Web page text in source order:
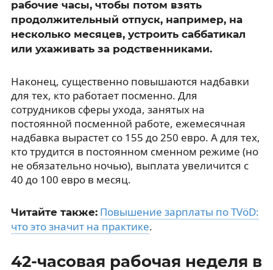
рабочие часы, чтобы потом взять
продолжительный отпуск, например, на
несколько месяцев, устроить саббатикал
или ухаживать за родственниками.
Наконец, существенно повышаются надбавки
для тех, кто работает посменно. Для
сотрудников сферы ухода, занятых на
постоянной посменной работе, ежемесячная
надбавка вырастет со 155 до 250 евро. А для тех,
кто трудится в постоянном сменном режиме (но
не обязательно ночью), выплата увеличится с
40 до 100 евро в месяц.
Читайте также: Повышение зарплаты по TVöD:
что это значит на практике.
42-часовая рабочая неделя в